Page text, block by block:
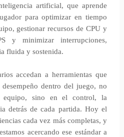
artificial, que aprende
para optimizar en tiempo
gestionar recursos de CPU y
y minimizar interrupciones,
fluida y sostenida.
accedan a herramientas que
dentro del juego, no
sino en el control, la
detrás de cada partida. Hoy el
cada vez más completas, y
acercando ese estándar a